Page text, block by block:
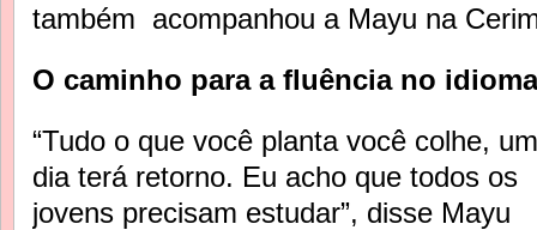
também acompanhou a Mayu na
O caminho para a fluência no idioma
“Tudo o que você planta você colhe, um
dia terá retorno. Eu acho que todos os
jovens precisam estudar”, disse Mayu